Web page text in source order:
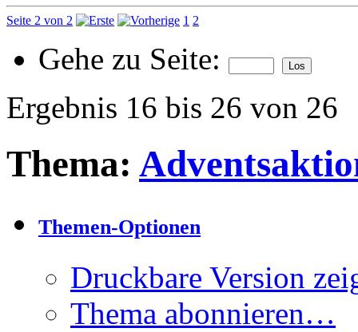
Seite 2 von 2 1 2
Gehe zu Seite:
Ergebnis 16 bis 26 von 26
Thema:
Themen-Optionen
Druckbare Version
Thema abonnieren…